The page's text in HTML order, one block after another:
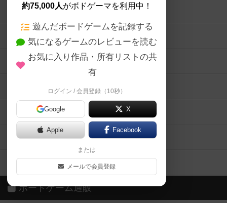
約75,000人がボドゲーマを利用中！
遊んだボードゲームを記録する
気になるゲームのレビューを読む
お気に入り作品・所有リストの共
有
ログイン / 会員登録（10秒）
Google X
Apple Facebook
または
メールで会員登録
ボードゲームの新着レビュー
ボードゲーム会情報
メカニクス特集
掲示板・トピックス
ボドとも・会員一覧
ボードゲーム業界コラム
ボドゲーマご利用案内
ボードゲーム通販